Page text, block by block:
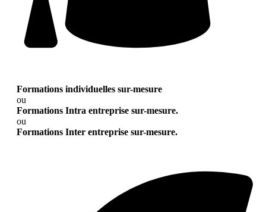
Formations individuelles sur-mesure
ou
Formations Intra entreprise sur-mesure.
ou
Formations Inter entreprise sur-mesure.